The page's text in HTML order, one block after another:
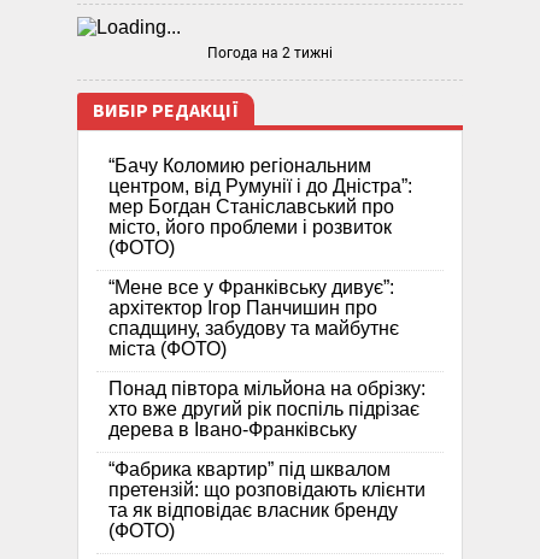
Погода на 2 тижні
ВИБІР РЕДАКЦІЇ
“Бачу Коломию регіональним
центром, від Румунії і до Дністра”:
мер Богдан Станіславський про
місто, його проблеми і розвиток
(ФОТО)
“Мене все у Франківську дивує”:
архітектор Ігор Панчишин про
спадщину, забудову та майбутнє
міста (ФОТО)
Понад півтора мільйона на обрізку:
хто вже другий рік поспіль підрізає
дерева в Івано-Франківську
“Фабрика квартир” під шквалом
претензій: що розповідають клієнти
та як відповідає власник бренду
(ФОТО)